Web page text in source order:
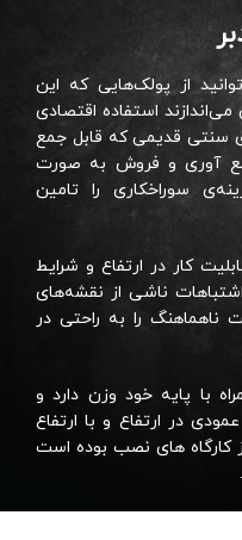
از پولک‌هایی که این
استفاده اقتصادی
سنتی قدیمی که قابل جمع
آوری و فروش به صورت
سوراخکاری را تامین
کار در ارتفاع و شرایط
ناشی از نقشه‌های
را به راحتی در
۹ کیلوگرم همراه با پایه خود وزن دارد و
در ارتفاع و با ارتفاع
کارگاه های نصب بوده است